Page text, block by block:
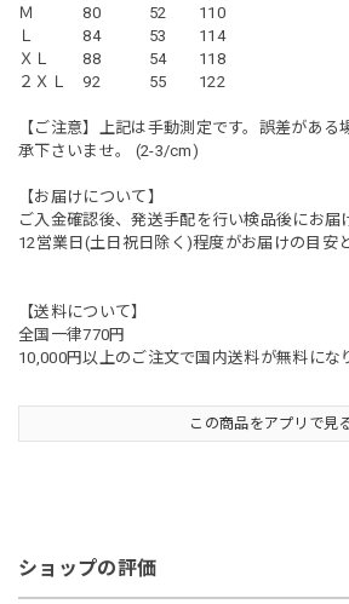
Ｍ 80 52 110
Ｌ 84 53 114
ＸＬ 88 54 118
２ＸＬ 92 55 122
【ご注意】上記は手動測定です。誤差があ
承下さいませ。 (2-3/cm)
【お届けについて】
ご入金確認後、発送手配を行い検品後にお届
12営業日(土日祝日除く)程度がお届けの目安
【送料について】
全国一律770円
10,000円以上のご注文で国内送料が無料にな
この商品をアプリで見
ショップの評価